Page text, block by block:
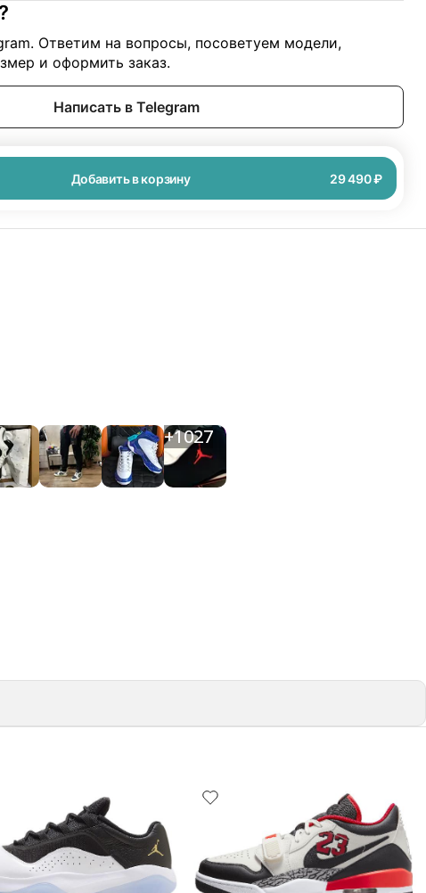
Ответим на вопросы, посоветуем модели,
и оформить заказ.
Написать в Telegram
Добавить в корзину 29 490 ₽
+1027